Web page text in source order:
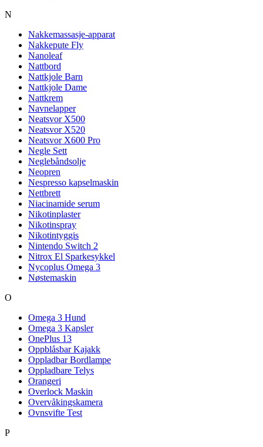
N
Nakkemassasje-apparat
Nakkepute Fly
Nanoleaf
Nattbord
Nattkjole Barn
Nattkjole Dame
Nattkrem
Navnelapper
Neatsvor X500
Neatsvor X520
Neatsvor X600 Pro
Negle Sett
Neglebåndsolje
Neopren
Nespresso kapselmaskin
Nettbrett
Niacinamide serum
Nikotinplaster
Nikotinspray
Nikotintyggis
Nintendo Switch 2
Nitrox El Sparkesykkel
Nycoplus Omega 3
Nøstemaskin
O
Omega 3 Hund
Omega 3 Kapsler
OnePlus 13
Oppblåsbar Kajakk
Oppladbar Bordlampe
Oppladbare Telys
Orangeri
Overlock Maskin
Overvåkingskamera
Ovnsvifte Test
P